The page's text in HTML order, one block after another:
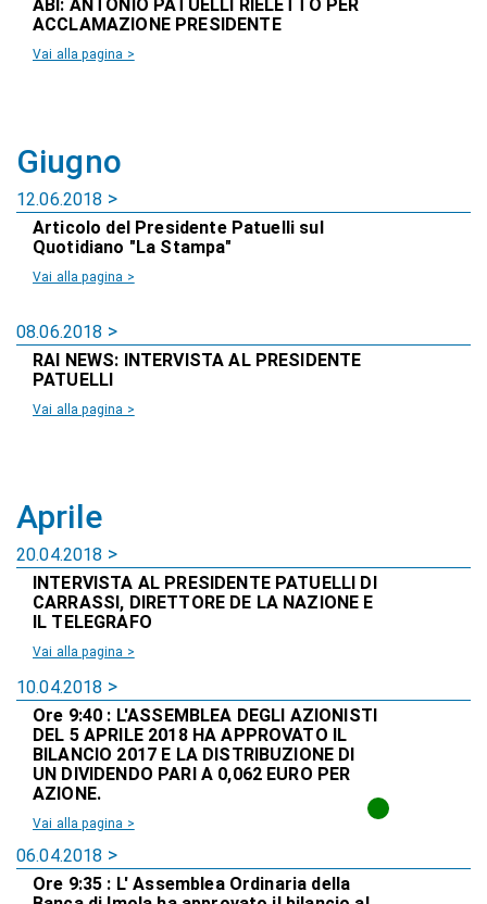
ABI: ANTONIO PATUELLI RIELETTO PER
ACCLAMAZIONE PRESIDENTE
Vai alla pagina >
Giugno
12.06.2018
Articolo del Presidente Patuelli sul
Quotidiano "La Stampa"
Vai alla pagina >
08.06.2018
RAI NEWS: INTERVISTA AL PRESIDENTE
PATUELLI
Vai alla pagina >
Aprile
20.04.2018
INTERVISTA AL PRESIDENTE PATUELLI DI
CARRASSI, DIRETTORE DE LA NAZIONE E
IL TELEGRAFO
Vai alla pagina >
10.04.2018
Ore 9:40 : L'ASSEMBLEA DEGLI AZIONISTI
DEL 5 APRILE 2018 HA APPROVATO IL
BILANCIO 2017 E LA DISTRIBUZIONE DI
UN DIVIDENDO PARI A 0,062 EURO PER
AZIONE.
Vai alla pagina >
06.04.2018
Ore 9:35 : L' Assemblea Ordinaria della